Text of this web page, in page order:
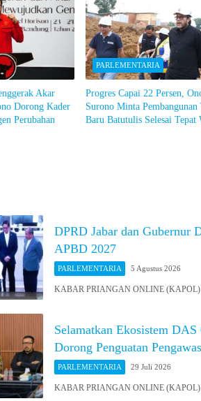
Akar
Dorong Kader
Perubahan
PARLEMENTARIA
Progres Capai 22 Persen,
Surono Minta Pembangunan
Baru Batutulis Selesai Tepat
DPRD Jabar dan Gubernur
APBD 2027
PARLEMENTARIA 5 Agustus 2026
KABAR PRIANGAN ONLINE (KAPOL)
Selamatkan Ekosistem
Dorong Penguatan
PARLEMENTARIA 29 Juli 2026
KABAR PRIANGAN ONLINE (KAPOL)